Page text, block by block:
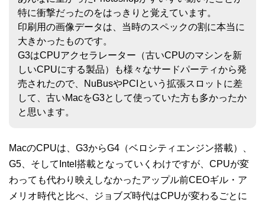
特に衝撃だったのをはっきりと覚えています。
印刷用の画像データは、当時のスペックの割に本当に
大きかったものです。
G3はCPUアクセラレーター（古いCPUのマシンを新
しいCPUにする製品）も様々なサードパーティから発
売されたので、NuBusやPCIという拡張スロットに差
して、古いMacをG3として使っていた方も多かったか
と思います。
MacのCPUは、G3からG4（ベロシティエンジン搭載）、
G5、そしてIntel搭載となっていくわけですが、CPUが変
わっても代わり映えしなかったアップル前CEOギル・ア
メリオ時代と比べ、ジョブズ時代はCPUが変わるごとに